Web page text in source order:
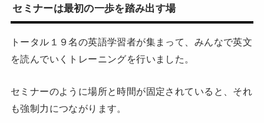
セミナーは最初の一歩を踏み出す場
トータル１９名の英語学習者が集まって、みんなで英文
を読んでいくトレーニングを行いました。
セミナーのように場所と時間が固定されていると、それ
も強制力につながります。